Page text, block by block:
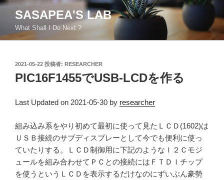
コ
ン
SASAPEA'S LAB
What Shall I Do Next ?
投
稿
日:
2021-05-22 投稿者: RESEARCHER
PIC16F1455でUSB-LCDを作る
Last Updated on 2021-05-30 by researcher
組み込み系をやり初めて最初に使って見たＬＣＤ(1602)は
ＵＳＢ接続のサブディスプレーとして今でも便利に使っ
ていたりする。ＬＣＤ制御用に下記のようなＩ２Ｃモジ
ュールを組み合わせてＰＣとの接続にはＦＴＤＩチップ
を使うというＬＣＤを表示するだけなのにずいぶん豪勢